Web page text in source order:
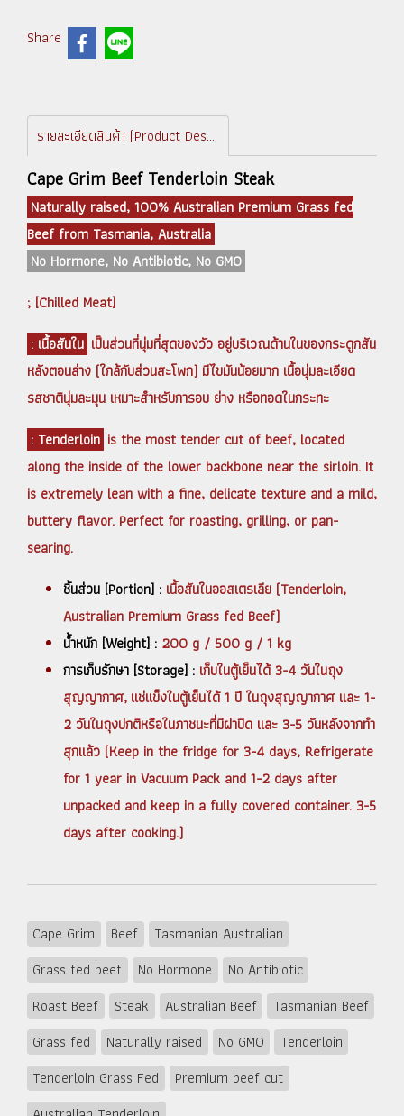
Share
รายละเอียดสินค้า (Product Description)
Cape Grim Beef Tenderloin Steak
Naturally raised, 100% Australian Premium Grass fed
Beef from Tasmania, Australia
No Hormone, No Antibiotic, No GMO
; [Chilled Meat]
: เนื้อสันใน เป็นส่วนที่นุ่มที่สุดของวัว อยู่บริเวณด้านในของกระดูกสัน
หลังตอนล่าง (ใกล้กับส่วนสะโพก) มีไขมันน้อยมาก เนื้อนุ่มละเอียด
รสชาตินุ่มละมุน เหมาะสำหรับการอบ ย่าง หรือทอดในกระทะ
: Tenderloin is the most tender cut of beef, located
along the inside of the lower backbone near the sirloin. It
is extremely lean with a fine, delicate texture and a mild,
buttery flavor. Perfect for roasting, grilling, or pan-
searing.
ชิ้นส่วน [Portion] : เนื้อสันในออสเตรเลีย (Tenderloin,
Australian Premium Grass fed Beef)
น้ำหนัก [Weight] : 200 g / 500 g / 1 kg
การเก็บรักษา [Storage] : เก็บในตู้เย็นได้ 3-4 วันในถุง
สุญญากาศ, แช่แข็งในตู้เย็นได้ 1 ปี ในถุงสุญญากาศ และ 1-
2 วันในถุงปกติหรือในภาชนะที่มีฝาปิด และ 3-5 วันหลังจากทำ
สุกแล้ว (Keep in the fridge for 3-4 days, Refrigerate
for 1 year in Vacuum Pack and 1-2 days after
unpacked and keep in a fully covered container. 3-5
days after cooking.)
Cape Grim Beef
Tasmanian Australian
Grass fed beef
No Hormone
No Antibiotic
Roast Beef
Steak Australian Beef
Tasmanian Beef
Grass fed
Naturally raised No GMO
Tenderloin
Tenderloin Grass Fed
Premium beef cut